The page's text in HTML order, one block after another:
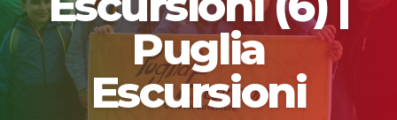
Puglia
Escursioni